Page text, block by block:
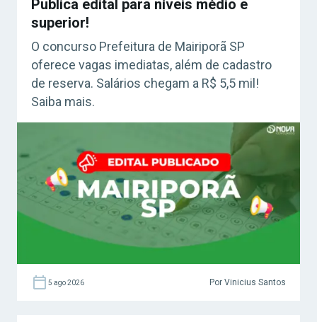
Publica edital para níveis médio e
superior!
O concurso Prefeitura de Mairiporã SP
oferece vagas imediatas, além de cadastro
de reserva. Salários chegam a R$ 5,5 mil!
Saiba mais.
5 ago 2026 Por Vinicius Santos